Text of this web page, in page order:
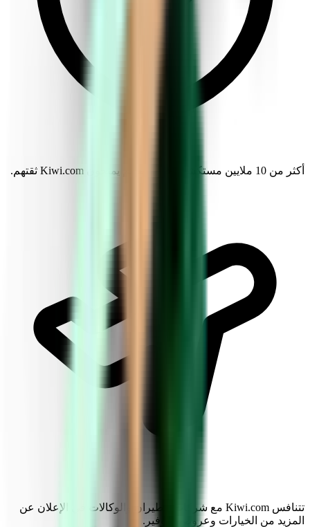
أكثر من 10 ملايين مستكشف حول العالم يمنحون Kiwi.com ثقتهم.
تتنافس Kiwi.com مع شركات الطيران والوكالات في الإعلان عن
المزيد من الخيارات وعروض التوفير.